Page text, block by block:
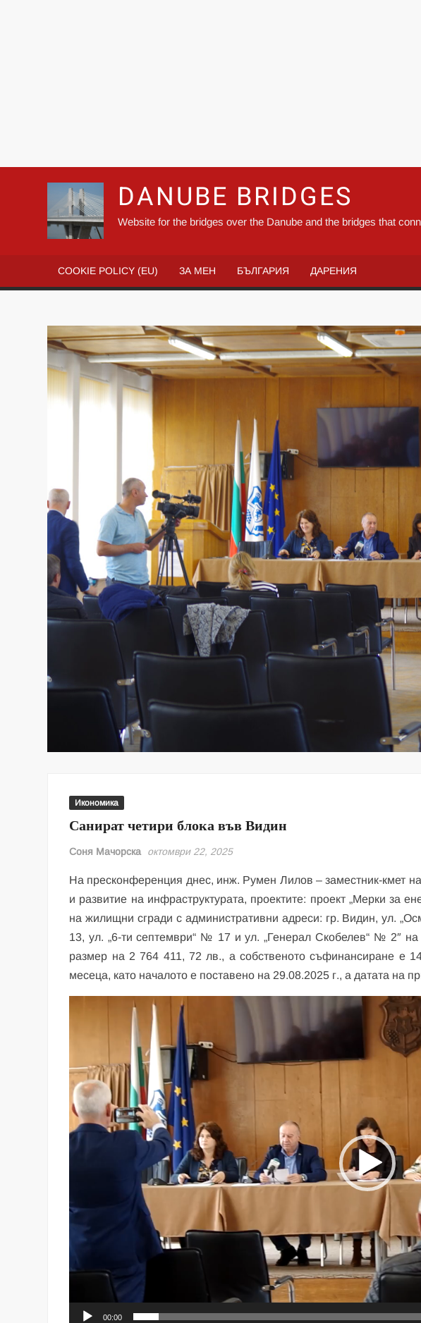
DANUBE BRIDGES
Website for the bridges over the Danube and the bridges that
COOKIE POLICY (EU) ЗА МЕН БЪЛГАРИЯ ДАРЕНИЯ
Икономика
Санират четири блока във Видин
Соня Мачорска октомври 22, 2025
На пресконференция днес, инж. Румен Лилов – заместник-кмет
и развитие на инфраструктурата, проектите: проект „Мерки за
на жилищни сгради с административни адреси: гр. Видин, ул.
13, ул. „6-ти септември“ № 17 и ул. „Генерал Скобелев“ № 2″
размер на 2 764 411, 72 лв., а собственото съфинансиране е
месеца, като началото е поставено на 29.08.2025 г., а датата на
00:00